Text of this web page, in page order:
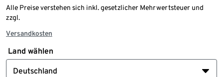
Alle Preise verstehen sich inkl. gesetzlicher Mehrwertsteuer und
zzgl.
Versandkosten
Land wählen
Deutschland